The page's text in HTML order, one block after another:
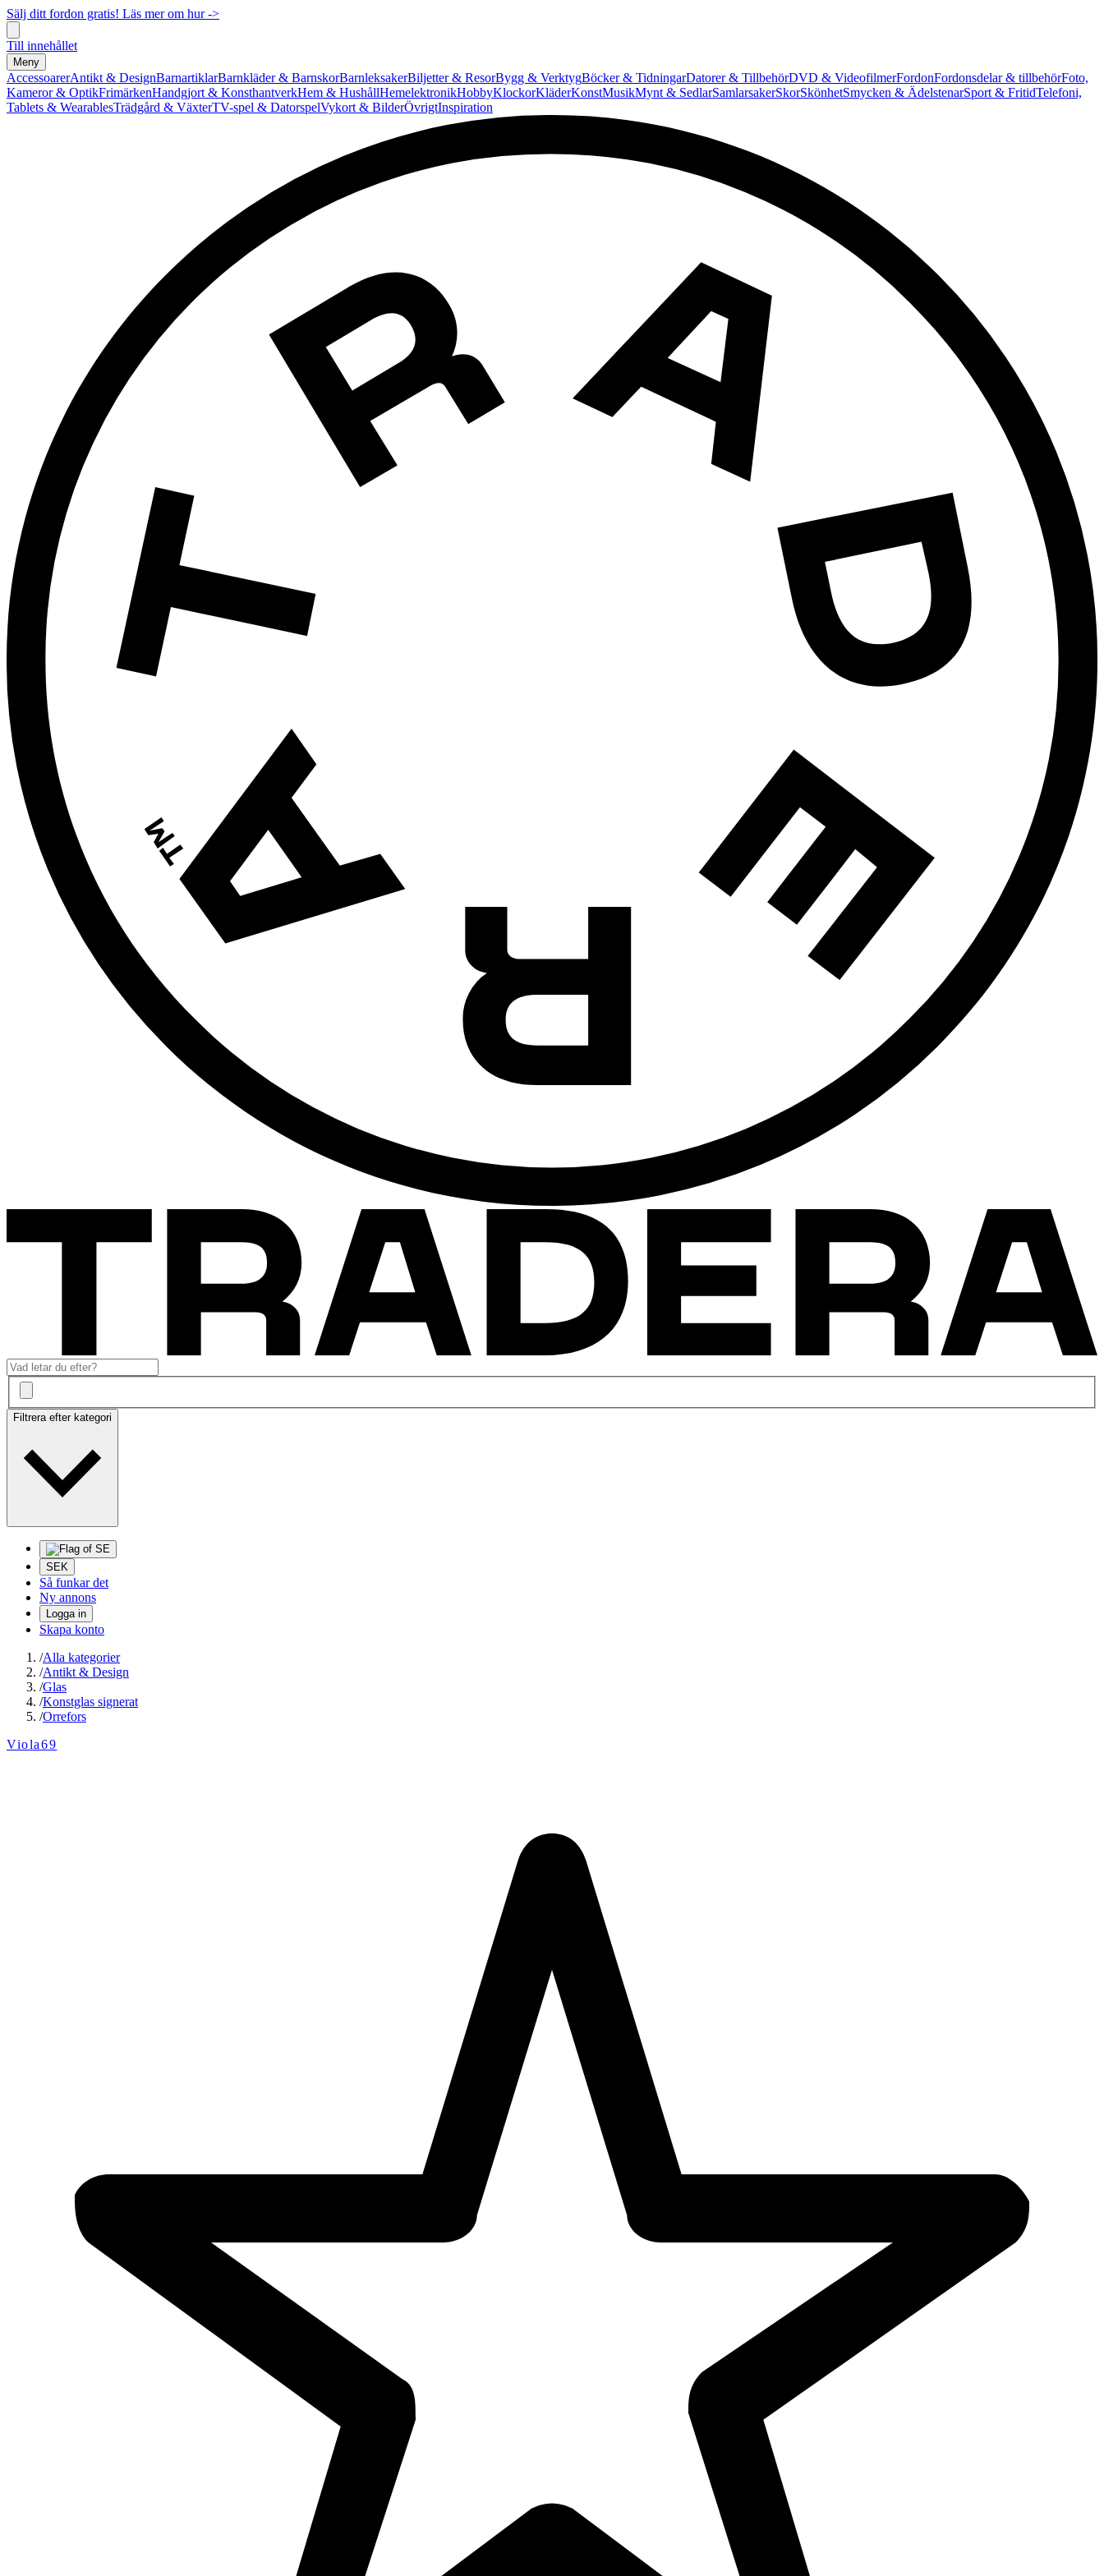
Sälj ditt fordon gratis! Läs mer om hur ->
Till innehållet
Meny
AccessoarerAntikt & DesignBarnartiklarBarnkläder & BarnskorBarnleksakerBiljetter & ResorBygg & VerktygBöcker & TidningarDatorer & TillbehörDVD & VideofilmerFordonFordonsdelar & tillbehörFoto,
Kameror & OptikFrimärkenHandgjort & KonsthantverkHem & HushållHemelektronikHobbyKlockorKläderKonstMusikMynt & SedlarSamlarsakerSkorSkönhetSmycken & ÄdelstenarSport & FritidTelefoni,
Tablets & WearablesTrädgård & VäxterTV-spel & DatorspelVykort & BilderÖvrigtInspiration
Filtrera efter kategori
SEK
Så funkar det
Ny annons
Logga in
Skapa konto
/Alla kategorier
/Antikt & Design
/Glas
/Konstglas signerat
/Orrefors
Viola69